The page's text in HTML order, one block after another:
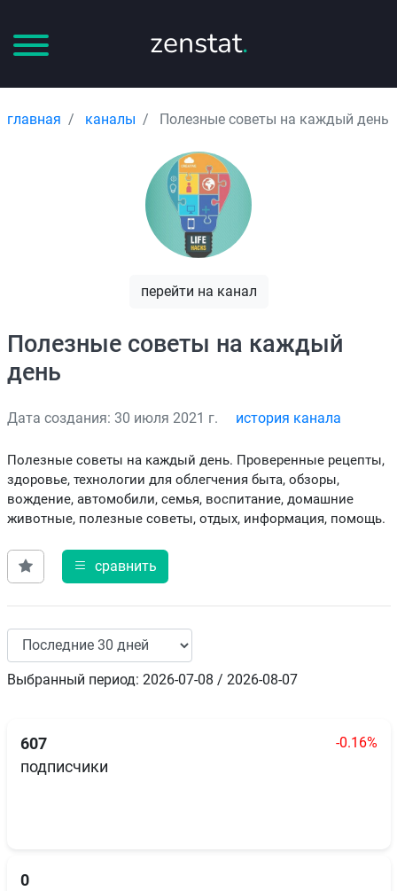
zenstat.
главная каналы Полезные советы на каждый день
перейти на канал
Полезные советы на каждый
день
Дата создания: 30 июля 2021 г. история канала
Полезные советы на каждый день. Проверенные рецепты,
здоровье, технологии для облегчения быта, обзоры,
вождение, автомобили, семья, воспитание, домашние
животные, полезные советы, отдых, информация, помощь.
сравнить
Выбранный период: 2026-07-08 / 2026-08-07
607 -0.16%
подписчики
0